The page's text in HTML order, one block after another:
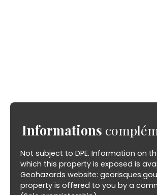
Informations
Not subject to DPE. Information on
which this property is exposed is
Geohazards website:
property is offered to you by a